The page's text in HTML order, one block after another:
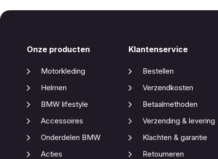
Onze producten
Motorkleding
Helmen
BMW lifestyle
Accessoires
Onderdelen BMW
Acties
Klantenservice
Bestellen
Verzendkosten
Betaalmethoden
Verzending & levering
Klachten & garantie
Retourneren